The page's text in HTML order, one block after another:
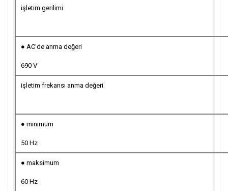
işletim gerilimi
● AC'de anma değeri
690 V
işletim frekansı anma değeri
● minimum
50 Hz
● maksimum
60 Hz